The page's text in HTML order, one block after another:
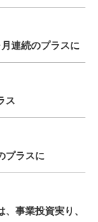
連続のプラスに
ス
プラスに
事業投資実り、